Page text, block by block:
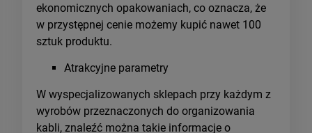
ekonomicznych opakowaniach, co oznacza, że
w przystępnej cenie możemy kupić nawet 100
sztuk produktu.
Atrakcyjne parametry
W wyspecjalizowanych sklepach przy każdym z
wyrobów przeznaczonych do organizowania
kabli, znaleźć można takie informacje o